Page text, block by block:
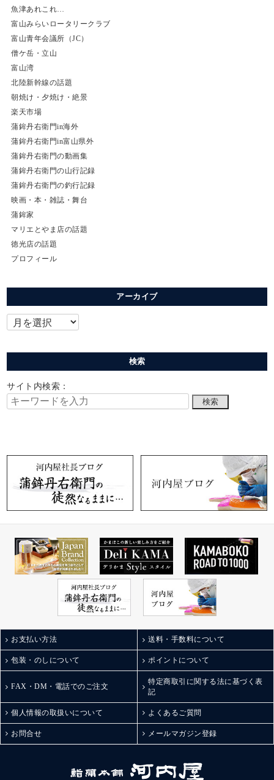
魚津あれこれ…
富山みらいロータリークラブ
富山青年会議所（JC）
僧ケ岳・立山
富山湾
北陸新幹線の話題
朝焼け・夕焼け・絶景
楽天市場
蒲鉾丹右衛門in海外
蒲鉾丹右衛門in富山県外
蒲鉾丹右衛門の動画集
蒲鉾丹右衛門の山行記録
蒲鉾丹右衛門の釣行記録
映画・本・雑誌・舞台
蒲鉾家
マリエとやま店の話題
徳光店の話題
プロフィール
アーカイブ
検索
サイト内検索：
お支払い方法 送料・手数料について
包装・のしについて ポイントについて
FAX・DM・電話でのご注文
特定商取引に関する法に基づく表
記
個人情報の取扱いについて よくあるご質問
お問合せ メールマガジン登録